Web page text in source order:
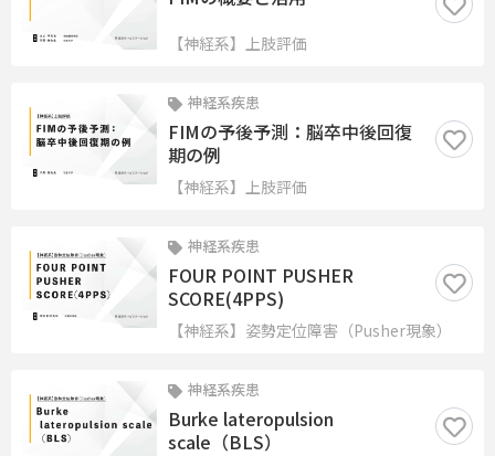
【神経系】上肢評価
神経系疾患
FIMの予後予測：脳卒中後回復
期の例
【神経系】上肢評価
神経系疾患
FOUR POINT PUSHER
SCORE(4PPS)
【神経系】姿勢定位障害（Pusher現象）
神経系疾患
Burke lateropulsion
scale（BLS）